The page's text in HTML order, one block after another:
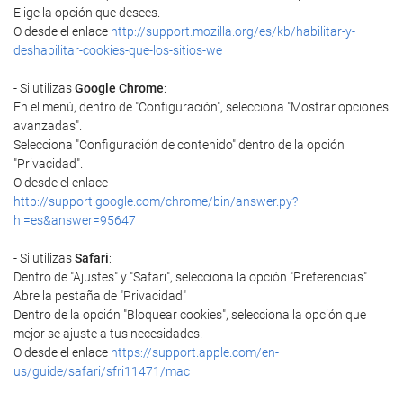
Elige la opción que desees.
O desde el enlace http://support.mozilla.org/es/kb/habilitar-y-
deshabilitar-cookies-que-los-sitios-we
- Si utilizasGoogle Chrome:
En el menú, dentro de "Configuración", selecciona "Mostrar opciones
avanzadas".
Selecciona "Configuración de contenido" dentro de la opción
"Privacidad".
O desde el enlace
http://support.google.com/chrome/bin/answer.py?
hl=es&answer=95647
- Si utilizasSafari:
Dentro de "Ajustes" y "Safari", selecciona la opción "Preferencias"
Abre la pestaña de "Privacidad"
Dentro de la opción "Bloquear cookies", selecciona la opción que
mejor se ajuste a tus necesidades.
O desde el enlace https://support.apple.com/en-
us/guide/safari/sfri11471/mac